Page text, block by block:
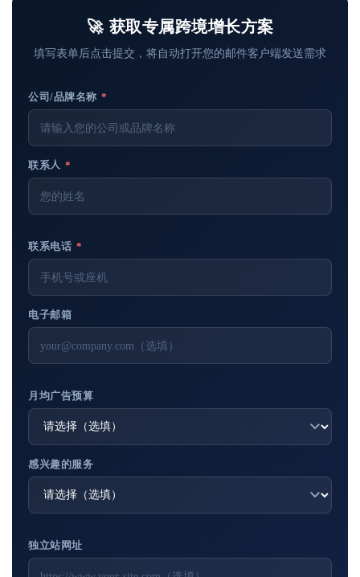
🚀 获取专属跨境增长方案
填写表单后点击提交，将自动打开您的邮件客户端发送需求
公司/品牌名称 *
联系人 *
联系电话 *
电子邮箱
月均广告预算
感兴趣的服务
独立站网址